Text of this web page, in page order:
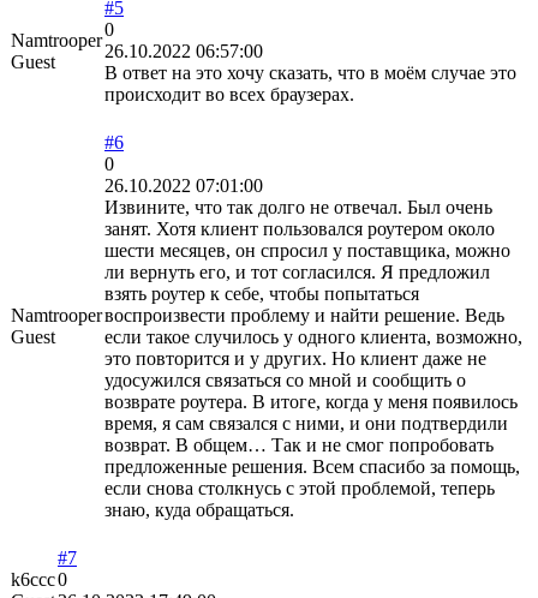
Namtrooper
Guest
#5
0
26.10.2022 06:57:00
В ответ на это хочу сказать, что в моём случае это
происходит во всех браузерах.
Namtrooper
Guest
#6
0
26.10.2022 07:01:00
Извините, что так долго не отвечал. Был очень
занят. Хотя клиент пользовался роутером около
шести месяцев, он спросил у поставщика, можно
ли вернуть его, и тот согласился. Я предложил
взять роутер к себе, чтобы попытаться
воспроизвести проблему и найти решение. Ведь
если такое случилось у одного клиента, возможно,
это повторится и у других. Но клиент даже не
удосужился связаться со мной и сообщить о
возврате роутера. В итоге, когда у меня появилось
время, я сам связался с ними, и они подтвердили
возврат. В общем… Так и не смог попробовать
предложенные решения. Всем спасибо за помощь,
если снова столкнусь с этой проблемой, теперь
знаю, куда обращаться.
k6ccc
#7
0